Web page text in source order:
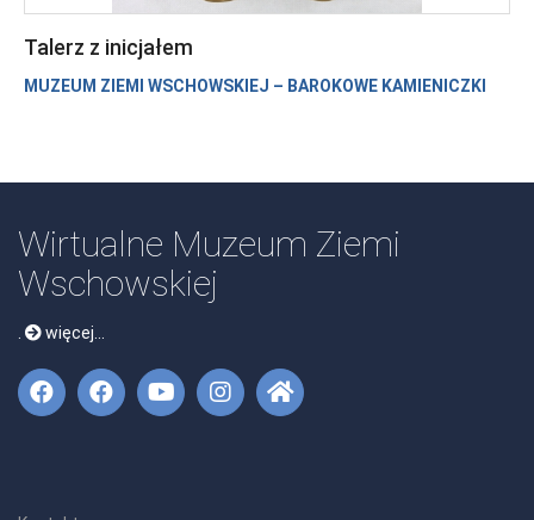
Talerz z inicjałem
MUZEUM ZIEMI WSCHOWSKIEJ – BAROKOWE KAMIENICZKI
Wirtualne Muzeum Ziemi
Wschowskiej
więcej...